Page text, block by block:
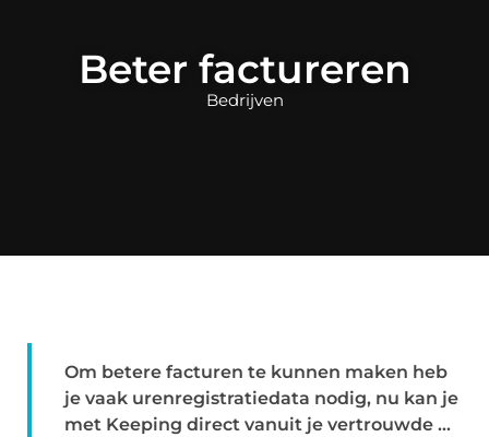
Beter factureren
Bedrijven
Om betere facturen te kunnen maken heb
je vaak urenregistratiedata nodig, nu kan je
met Keeping direct vanuit je vertrouwde ...